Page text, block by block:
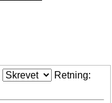
Retning: